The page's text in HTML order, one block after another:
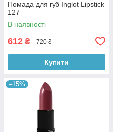
Помада для губ Inglot Lipstick
127
В наявності
612 ₴ 720 ₴
Купити
–15%